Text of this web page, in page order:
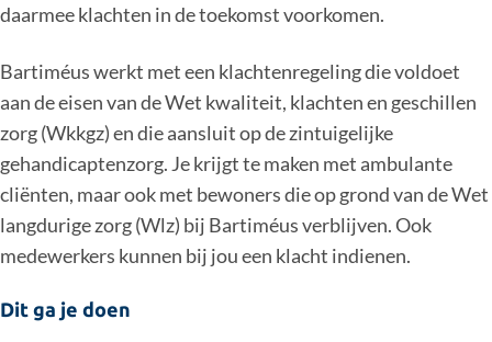
daarmee klachten in de toekomst voorkomen.
Bartiméus werkt met een klachtenregeling die voldoet
aan de eisen van de Wet kwaliteit, klachten en geschillen
zorg (Wkkgz) en die aansluit op de zintuigelijke
gehandicaptenzorg. Je krijgt te maken met ambulante
cliënten, maar ook met bewoners die op grond van de Wet
langdurige zorg (Wlz) bij Bartiméus verblijven. Ook
medewerkers kunnen bij jou een klacht indienen.
Dit ga je doen